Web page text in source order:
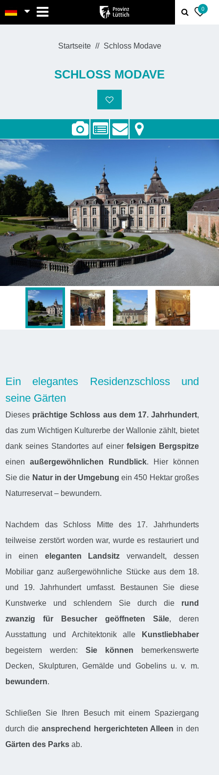
0
Startseite Schloss Modave
SCHLOSS MODAVE
Ein elegantes Residenzschloss und
seine Gärten
Dieses prächtige Schloss aus dem 17. Jahrhundert,
das zum Wichtigen Kulturerbe der Wallonie zählt, bietet
dank seines Standortes auf einer felsigen Bergspitze
einenaußergewöhnlichen Rundblick. Hier können
Sie die Natur in der Umgebung ein 450 Hektar großes
Naturreservat – bewundern.
Nachdem das Schloss Mitte des 17. Jahrhunderts
teilweise zerstört worden war, wurde es restauriert und
in einen eleganten Landsitz verwandelt, dessen
Mobiliar ganz außergewöhnliche Stücke aus dem 18.
und 19. Jahrhundert umfasst. Bestaunen Sie diese
Kunstwerke und schlendern Sie durch die rund
zwanzig für Besucher geöffneten Säle, deren
Ausstattung und Architektonik alle
Kunstliebhaber
begeistern werden: Sie können
bemerkenswerte
Decken, Skulpturen, Gemälde und Gobelins u. v. m.
bewundern.
Schließen Sie Ihren Besuch mit einem Spaziergang
durch die ansprechend hergerichteten Alleen in den
Gärten des Parks ab.